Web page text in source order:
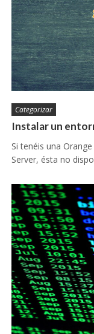
Categorizar
Instalar un
Si tenéis una
Server, ésta no